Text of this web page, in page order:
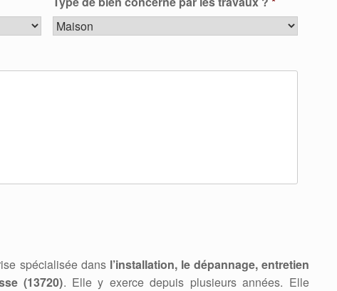
spécialisée dans l’installation, le dépannage, entretien
(13720). Elle y exerce depuis plusieurs années. Elle